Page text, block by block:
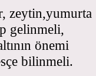
zeytin,yumurta
gelinmeli,
önemi
bilinmeli.